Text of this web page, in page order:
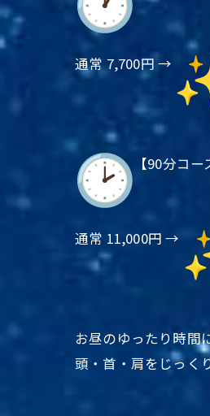
通常 7,700円 →
【90分コー
通常 11,000円 →
お昼のゆったり時間に
頭・首・肩をじっく